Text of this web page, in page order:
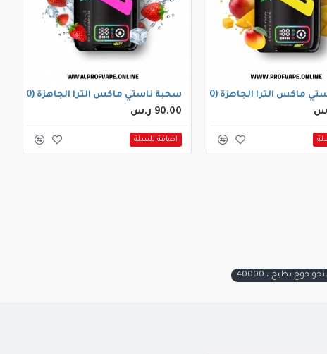
الترا الجاهزة (40000 سحبة) دبل مانجو سحبة ناستي ماكس الترا الجاهزة (40000 سحبة) فرولة ايس
90.00 ر.س
اضافة للسلة
بطيخ ، 40000